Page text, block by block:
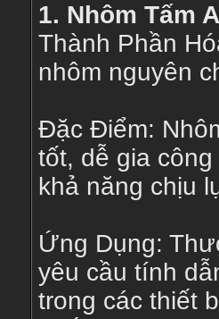
1. Nhôm Tấm
Thành Phần
nhôm nguyên
Đặc Điểm:
tốt, dễ gia
khả năng chịu
Ứng Dụng:
yêu cầu tính
trong các thiết